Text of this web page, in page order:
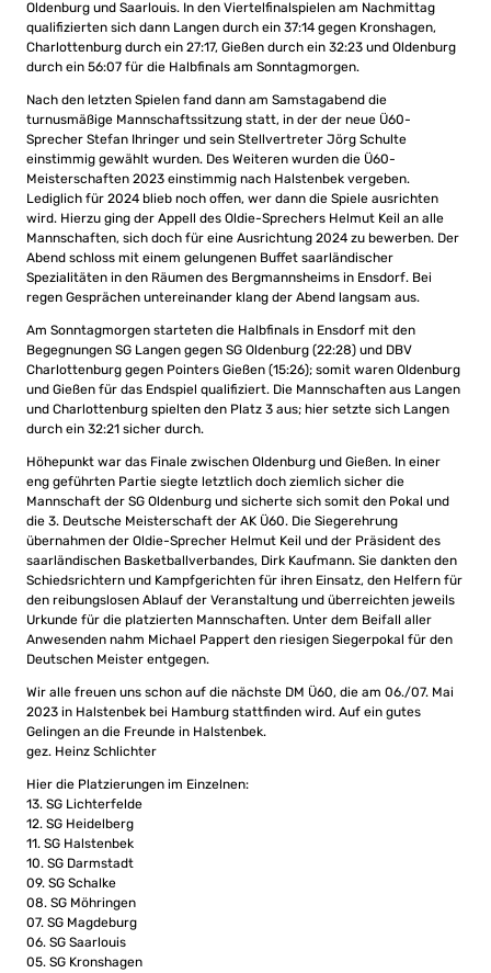
Oldenburg und Saarlouis. In den Viertelfinalspielen am Nachmittag
qualifizierten sich dann Langen durch ein 37:14 gegen Kronshagen,
Charlottenburg durch ein 27:17, Gießen durch ein 32:23 und Oldenburg
durch ein 56:07 für die Halbfinals am Sonntagmorgen.
Nach den letzten Spielen fand dann am Samstagabend die
turnusmäßige Mannschaftssitzung statt, in der der neue Ü60-
Sprecher Stefan Ihringer und sein Stellvertreter Jörg Schulte
einstimmig gewählt wurden. Des Weiteren wurden die Ü60-
Meisterschaften 2023 einstimmig nach Halstenbek vergeben.
Lediglich für 2024 blieb noch offen, wer dann die Spiele ausrichten
wird. Hierzu ging der Appell des Oldie-Sprechers Helmut Keil an alle
Mannschaften, sich doch für eine Ausrichtung 2024 zu bewerben. Der
Abend schloss mit einem gelungenen Buffet saarländischer
Spezialitäten in den Räumen des Bergmannsheims in Ensdorf. Bei
regen Gesprächen untereinander klang der Abend langsam aus.
Am Sonntagmorgen starteten die Halbfinals in Ensdorf mit den
Begegnungen SG Langen gegen SG Oldenburg (22:28) und DBV
Charlottenburg gegen Pointers Gießen (15:26); somit waren Oldenburg
und Gießen für das Endspiel qualifiziert. Die Mannschaften aus Langen
und Charlottenburg spielten den Platz 3 aus; hier setzte sich Langen
durch ein 32:21 sicher durch.
Höhepunkt war das Finale zwischen Oldenburg und Gießen. In einer
eng geführten Partie siegte letztlich doch ziemlich sicher die
Mannschaft der SG Oldenburg und sicherte sich somit den Pokal und
die 3. Deutsche Meisterschaft der AK Ü60. Die Siegerehrung
übernahmen der Oldie-Sprecher Helmut Keil und der Präsident des
saarländischen Basketballverbandes, Dirk Kaufmann. Sie dankten den
Schiedsrichtern und Kampfgerichten für ihren Einsatz, den Helfern für
den reibungslosen Ablauf der Veranstaltung und überreichten jeweils
Urkunde für die platzierten Mannschaften. Unter dem Beifall aller
Anwesenden nahm Michael Pappert den riesigen Siegerpokal für den
Deutschen Meister entgegen.
Wir alle freuen uns schon auf die nächste DM Ü60, die am 06./07. Mai
2023 in Halstenbek bei Hamburg stattfinden wird. Auf ein gutes
Gelingen an die Freunde in Halstenbek.
gez. Heinz Schlichter
Hier die Platzierungen im Einzelnen:
13. SG Lichterfelde
12. SG Heidelberg
11. SG Halstenbek
10. SG Darmstadt
09. SG Schalke
08. SG Möhringen
07. SG Magdeburg
06. SG Saarlouis
05. SG Kronshagen